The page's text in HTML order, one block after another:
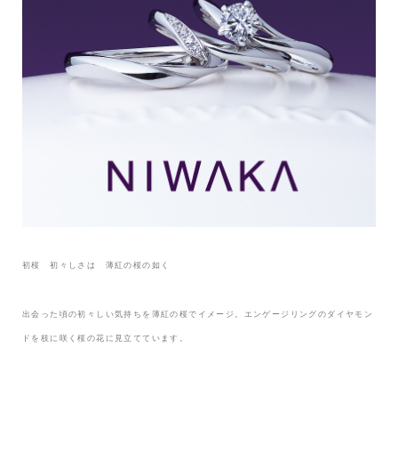
初桜 初々しさは 薄紅の桜の如く
出会った頃の初々しい気持ちを薄紅の桜でイメージ。エンゲージリングのダイヤモン
ドを枝に咲く桜の花に見立てています。